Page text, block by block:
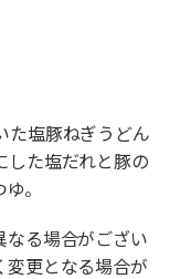
た塩豚ねぎうどん
した塩だれと豚の
。
る場合がござい
更となる場合が